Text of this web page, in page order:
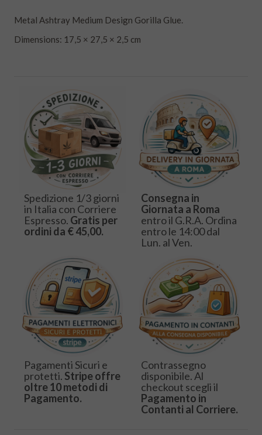
Metal Ashtray Medium Design Gorilla Glue.
Dimensions: 17,5 × 27,5 × 2,5 cm
Spedizione 1/3 giorni
in Italia con Corriere
Espresso. Gratis per
ordini da € 45,00.
Consegna in
Giornata a Roma
entro il G.R.A. Ordina
entro le 14:00 dal
Lun. al Ven.
Pagamenti Sicuri e
protetti. Stripe offre
oltre 10 metodi di
Pagamento.
Contrassegno
disponibile. Al
checkout scegli il
Pagamento in
Contanti al Corriere.